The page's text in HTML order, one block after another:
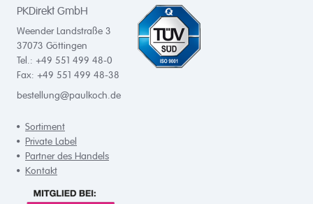
PKDirekt GmbH
Weender Landstraße 3
37073 Göttingen
Tel.: +49 551 499 48-0
Fax: +49 551 499 48-38
bestellung@paulkoch.de
Sortiment
Private Label
Partner des Handels
Kontakt